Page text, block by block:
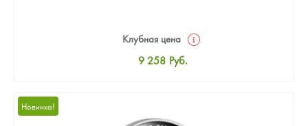
Клубная цена
9 258 Руб.
Цена выкупа
Новинка!